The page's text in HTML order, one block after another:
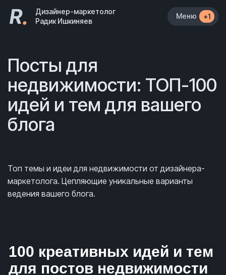
R.
Дизайнер-маркетолог
Радик Ишкиняев
Меню +1
Посты для
недвижимости: ТОП-100
идей и тем для вашего
блога
Топ темы и идеи для недвижимости от дизайнера-
маркетолога. Цепляющие уникальные варианты
ведения вашего блога.
100 креативных идей и тем
для постов недвижимости